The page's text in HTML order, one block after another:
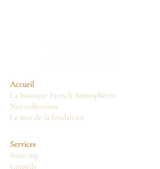
Accueil
La boutique French Atmosphères
Nos collections
Le mot de la fondatrice
Services
Sourcing
Conseils